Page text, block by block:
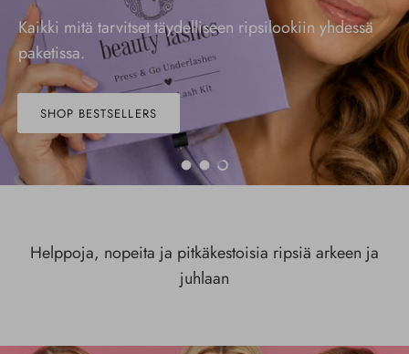
Kaikki mitä tarvitset täydelliseen ripsilookiin yhdessä
paketissa.
SHOP BESTSELLERS
Lataa liukumäki 1 / 3
Lataa liukumäki 2 / 3
Lataa liukumäki 3 / 3
Helppoja, nopeita ja pitkäkestoisia ripsiä arkeen ja
juhlaan